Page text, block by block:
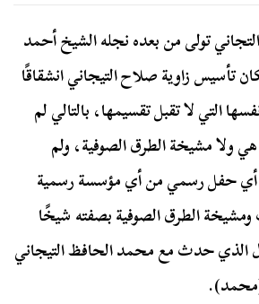
تولى من بعده نجله الشيخ أحمد
فكان تأسيس زاوية صلاح التيجاني انشقاقًا
التي لا تقبل تقسيمها، بالتالي لم
ولا مشيخة الطرق الصوفية، ولم
حفل رسمي من أي مؤسسة رسمية
ومشيخة الطرق الصوفية بصفته شيخًا
الذي حدث مع محمد الحافظ التيجاني